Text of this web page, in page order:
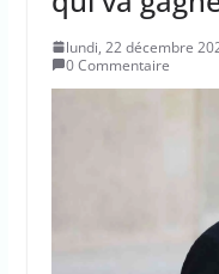
lundi, 22 décembre
0 Commentaire